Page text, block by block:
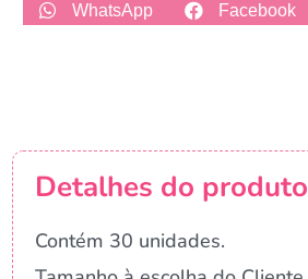
WhatsApp Facebook
Detalhes do produto
Contém 30 unidades.